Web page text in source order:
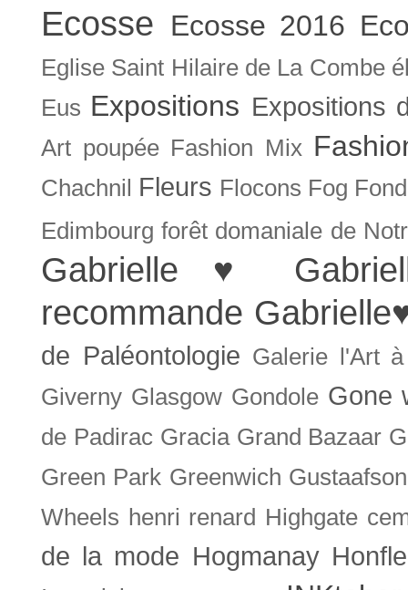
Ecosse Ecosse 2016
Eglise Saint Hilaire de La Combe
Eus Expositions Expositions
Art poupée Fashion Mix
Chachnil Fleurs Flocons Fog
Edimbourg forêt domaniale de
Gabrielle ♥
recommande
de Paléontologie Galerie l'Art
Giverny Glasgow Gondole Gone
de Padirac Gracia Grand Bazaar
Green Park Greenwich Gustaafson
Wheels henri renard Highgate
de la mode Hogmanay